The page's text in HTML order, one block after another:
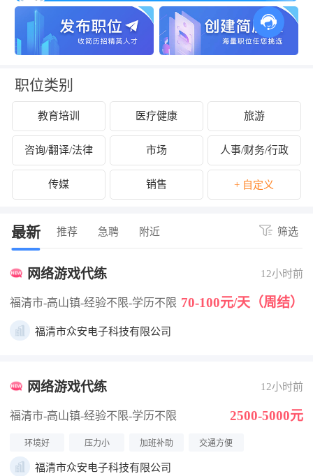
服务机构年度报告结果的通知
关于拟拨付2025年2月份福清市失业保险支
持参保职工提升职业技能补贴的公示
关于征集2025年“好年华 聚福州”大学生暑
期社会实践岗位的通知
关于2024年度福清市民办职业培训机构年
检年报情况的公示
关于拟拨付我市2025年3月职业培训 “见证
职位类别
教育培训 医疗健康 旅游
咨询/翻译/法律 市场 人事/财务/行政
传媒 销售 + 自定义
最新 推荐 急聘 附近 筛选
网络游戏代练 12小时前
福清市-高山镇-经验不限-学历不限 70-100元/天（周结）
福清市众安电子科技有限公司
网络游戏代练 12小时前
福清市-高山镇-经验不限-学历不限 2500-5000元
环境好 压力小 加班补助 交通方便
福清市众安电子科技有限公司